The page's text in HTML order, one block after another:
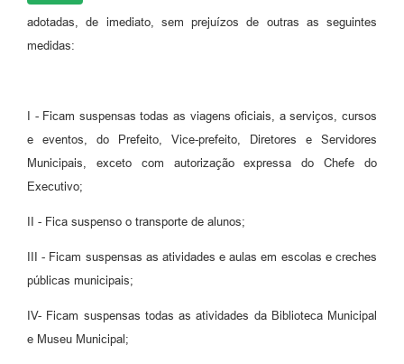
adotadas, de imediato, sem prejuízos de outras as seguintes
medidas:
I - Ficam suspensas todas as viagens oficiais, a serviços, cursos
e eventos, do Prefeito, Vice-prefeito, Diretores e Servidores
Municipais, exceto com autorização expressa do Chefe do
Executivo;
II - Fica suspenso o transporte de alunos;
III - Ficam suspensas as atividades e aulas em escolas e creches
públicas municipais;
IV- Ficam suspensas todas as atividades da Biblioteca Municipal
e Museu Municipal;